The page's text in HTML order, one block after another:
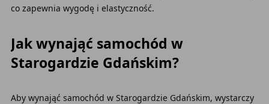
co zapewnia wygodę i elastyczność.
Jak wynająć samochód w
Starogardzie Gdańskim?
Aby wynająć samochód w Starogardzie Gdańskim, wystarczy